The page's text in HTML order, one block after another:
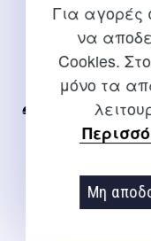
Για αγορές
να
Cookies.
μόνο τα
Μη
ΕΠΙΚΟΙΝΩΝΊΑ
Για διευκρινίσεις
Internet
2310 267108
Αγγελάκη